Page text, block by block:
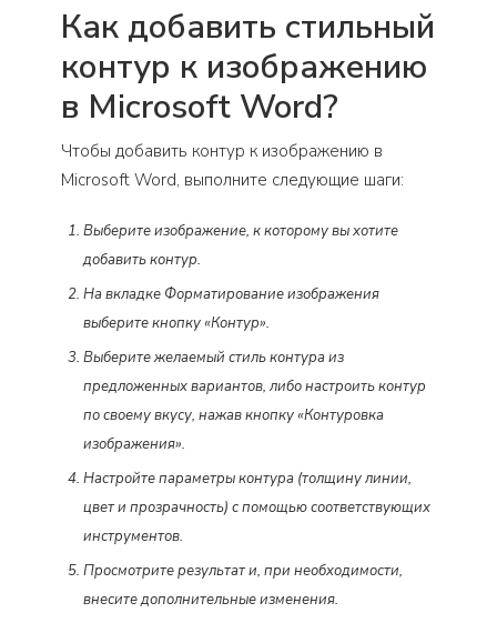
Как добавить стильный
контур к изображению
в Microsoft Word?
Чтобы добавить контур к изображению в
Microsoft Word, выполните следующие шаги:
Выберите изображение, к которому вы хотите
добавить контур.
На вкладке Форматирование изображения
выберите кнопку «Контур».
Выберите желаемый стиль контура из
предложенных вариантов, либо настроить контур
по своему вкусу, нажав кнопку «Контуровка
изображения».
Настройте параметры контура (толщину линии,
цвет и прозрачность) с помощью соответствующих
инструментов.
Просмотрите результат и, при необходимости,
внесите дополнительные изменения.